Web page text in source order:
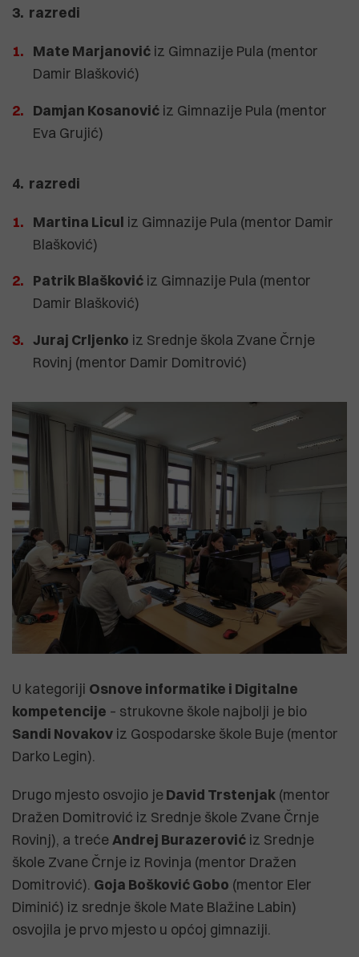
3. razredi
Mate Marjanović iz Gimnazije Pula (mentor
Damir Blašković)
Damjan Kosanović iz Gimnazije Pula (mentor
Eva Grujić)
4. razredi
Martina Licul iz Gimnazije Pula (mentor Damir
Blašković)
Patrik Blašković iz Gimnazije Pula (mentor
Damir Blašković)
Juraj Crljenko iz Srednje škola Zvane Črnje
Rovinj (mentor Damir Domitrović)
U kategoriji Osnove informatike i Digitalne
kompetencije – strukovne škole najbolji je bio
Sandi Novakov iz Gospodarske škole Buje (mentor
Darko Legin).
Drugo mjesto osvojio jeDavid Trstenjak (mentor
Dražen Domitrović iz Srednje škole Zvane Črnje
Rovinj), a treće Andrej Burazerović iz Srednje
škole Zvane Črnje iz Rovinja (mentor Dražen
Domitrović). Goja Bošković Gobo (mentor Eler
Diminić) iz srednje škole Mate Blažine Labin)
osvojila je prvo mjesto u općoj gimnaziji.